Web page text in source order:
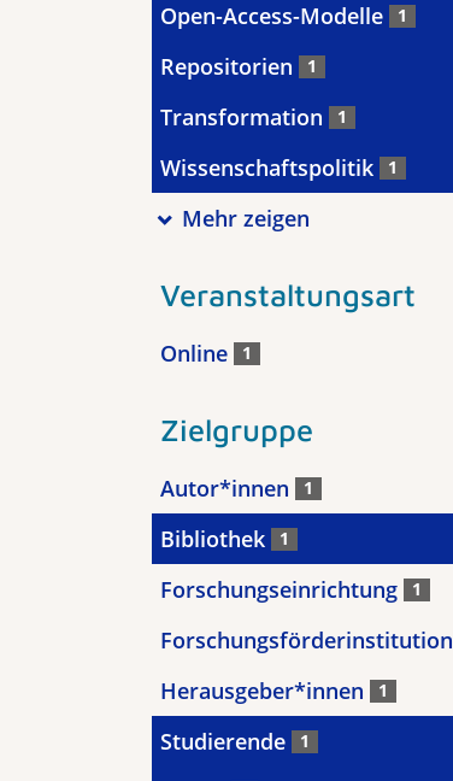
Open-Access-Modelle 1
Repositorien 1
Transformation 1
Wissenschaftspolitik 1
Mehr zeigen
Veranstaltungsart
Online 1
Zielgruppe
Autor*innen 1
Bibliothek 1
Forschungseinrichtung 1
Forschungsförderinstitution
Herausgeber*innen 1
Studierende 1